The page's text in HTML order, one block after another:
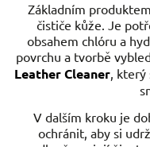
Základním
čističe kůže. Je
obsahem chlóru a
povrchu a tvorbě
Leather Cleaner, který
V dalším kroku je
ochránit, aby si